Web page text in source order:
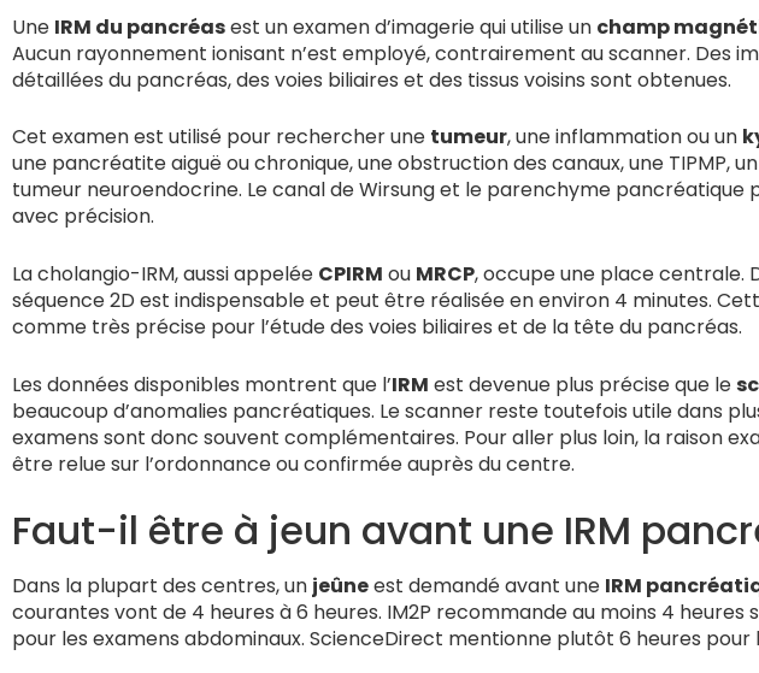
Une IRM du pancréasest un examen d’imagerie qui utilise un champ
Aucun rayonnement ionisant n’est employé, contrairement au scanner. Des
détaillées du pancréas, des voies biliaires et des tissus voisins sont obtenues.
Cet examen est utilisé pour rechercher une tumeur, une inflammation ou un
une pancréatite aiguë ou chronique, une obstruction des canaux, une TIPMP,
tumeur neuroendocrine. Le canal de Wirsung et le parenchyme pancréatique
avec précision.
La cholangio-IRM, aussi appelée CPIRM ou MRCP, occupe une place centrale.
séquence 2D est indispensable et peut être réalisée en environ 4 minutes.
comme très précise pour l’étude des voies biliaires et de la tête du pancréas.
Les données disponibles montrent que l’IRM est devenue plus précise que le
beaucoup d’anomalies pancréatiques. Le scanner reste toutefois utile dans
examens sont donc souvent complémentaires. Pour aller plus loin, la raison
être relue sur l’ordonnance ou confirmée auprès du centre.
Faut-il être à jeun avant une IRM
Dans la plupart des centres, un jeûneest demandé avant une IRM
courantes vont de 4 heures à 6 heures. IM2P recommande au moins 4 heures
pour les examens abdominaux. ScienceDirect mentionne plutôt 6 heures pour